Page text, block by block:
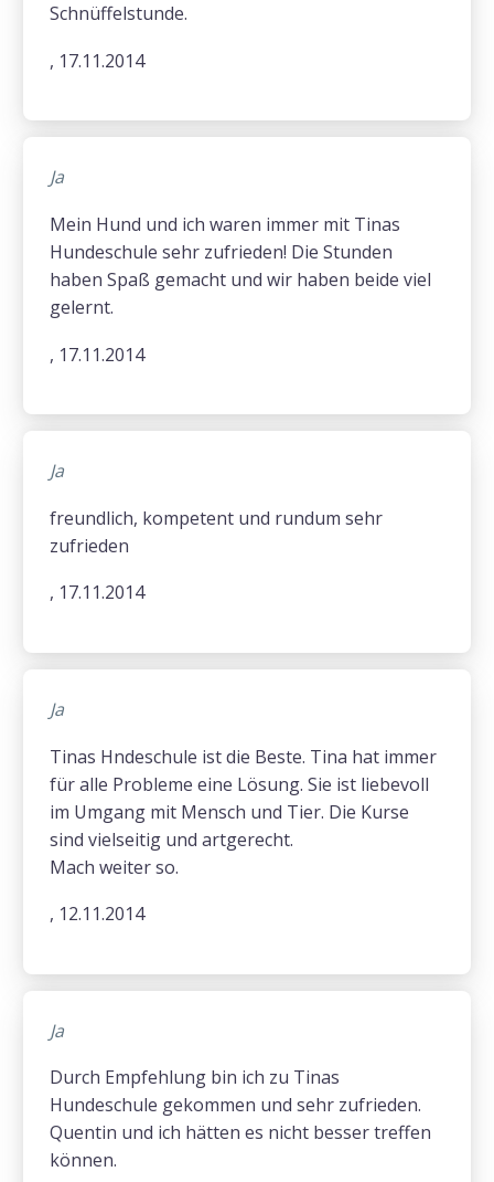
Schnüffelstunde.
, 17.11.2014
Ja
Mein Hund und ich waren immer mit Tinas
Hundeschule sehr zufrieden! Die Stunden
haben Spaß gemacht und wir haben beide viel
gelernt.
, 17.11.2014
Ja
freundlich, kompetent und rundum sehr
zufrieden
, 17.11.2014
Ja
Tinas Hndeschule ist die Beste. Tina hat immer
für alle Probleme eine Lösung. Sie ist liebevoll
im Umgang mit Mensch und Tier. Die Kurse
sind vielseitig und artgerecht.
Mach weiter so.
, 12.11.2014
Ja
Durch Empfehlung bin ich zu Tinas
Hundeschule gekommen und sehr zufrieden.
Quentin und ich hätten es nicht besser treffen
können.